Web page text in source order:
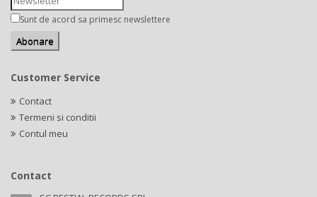
Sunt de acord sa primesc newslettere
Customer Service
Contact
Termeni si conditii
Contul meu
Contact